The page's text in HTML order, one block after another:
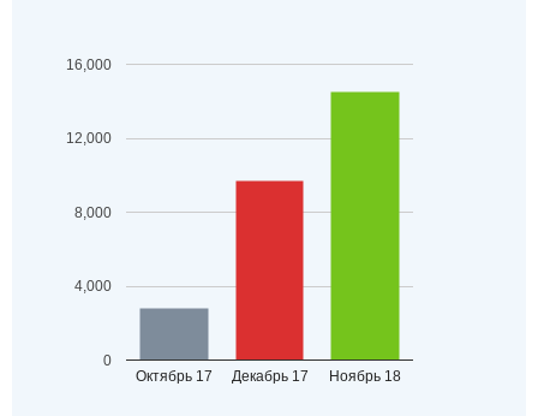
Октябрь 17 Декабрь 17 Ноябрь 18
0
4,000
8,000
12,000
16,000